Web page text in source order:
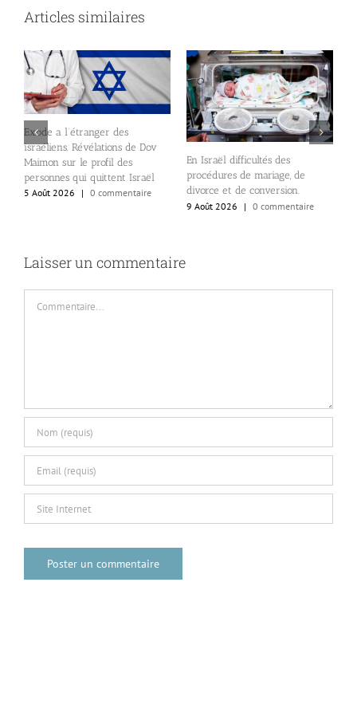
Articles similaires
Exode a l’étranger des
israéliens. Révélations de Dov
Maimon sur le profil des
personnes qui quittent Israël
5 Août 2026
| 0 commentaire
En Israël difficultés des
procédures de mariage, de
divorce et de conversion.
9 Août 2026
| 0 commentaire
Laisser un commentaire